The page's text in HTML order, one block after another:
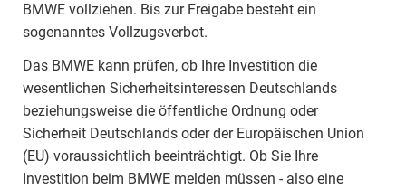
BMWE vollziehen. Bis zur Freigabe besteht ein
sogenanntes Vollzugsverbot.
Das BMWE kann prüfen, ob Ihre Investition die
wesentlichen Sicherheitsinteressen Deutschlands
beziehungsweise die öffentliche Ordnung oder
Sicherheit Deutschlands oder der Europäischen Union
(EU) voraussichtlich beeinträchtigt. Ob Sie Ihre
Investition beim BMWE melden müssen - also eine